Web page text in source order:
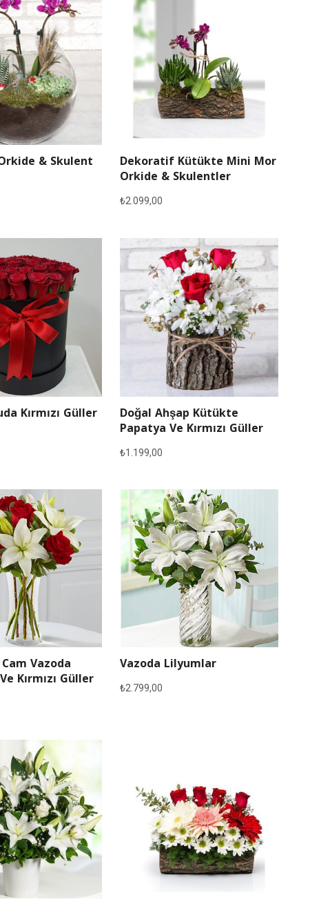
& Skulent
Dekoratif Kütükte Mini Mor
Orkide & Skulentler
₺2.099,00
Kırmızı Güller
Doğal Ahşap Kütükte
Papatya Ve Kırmızı Güller
₺1.199,00
Vazoda
Kırmızı Güller
Vazoda Lilyumlar
₺2.799,00